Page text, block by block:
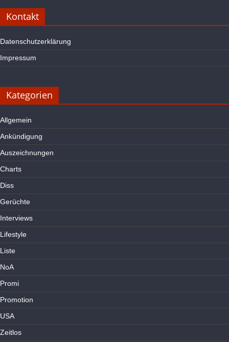
Kontakt
Datenschutzerklärung
Impressum
Kategorien
Allgemein
Ankündigung
Auszeichnungen
Charts
Diss
Gerüchte
Interviews
Lifestyle
Liste
NoA
Promi
Promotion
USA
Zeitlos